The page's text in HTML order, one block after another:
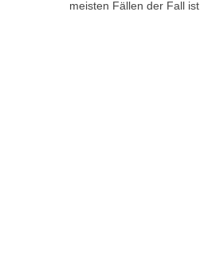
meisten Fällen der Fall ist.